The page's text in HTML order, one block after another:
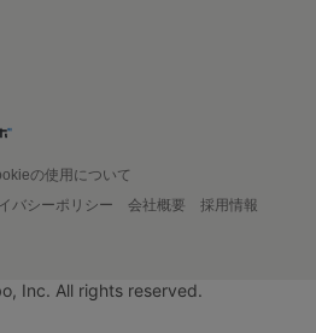
の使用について
バシーポリシー 会社概要
採用情報
Inc. All rights reserved.